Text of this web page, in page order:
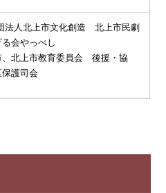
法人北上市文化創造 北上市民劇
会やっぺし
、北上市教育委員会 後援・協
保護司会